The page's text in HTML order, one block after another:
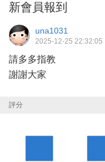
新會員報到
una1031
2025-12-25 22:32:05
請多多指教
謝謝大家
評分